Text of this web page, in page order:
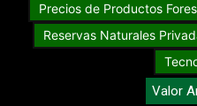
Precios de Productos
Reservas Naturales
Valor